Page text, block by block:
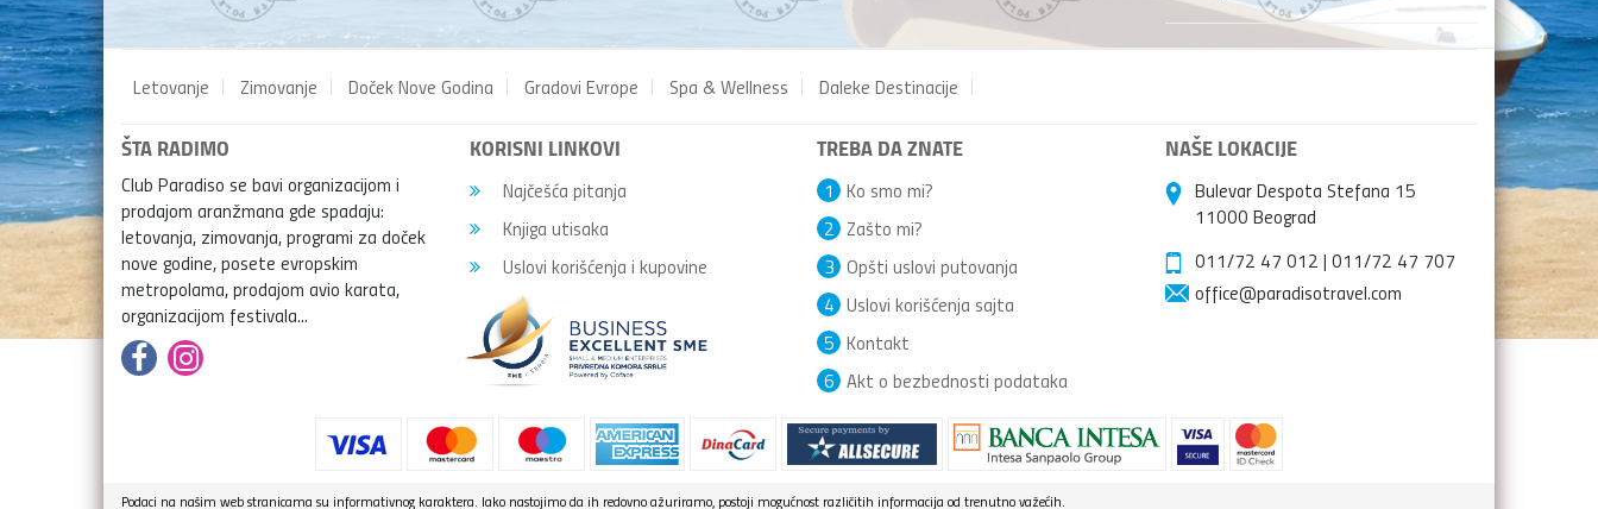
Letovanje Zimovanje Doček Nove Godina Gradovi Evrope Spa & Wellness Daleke Destinacije
ŠTA RADIMO
Club Paradiso se bavi organizacijom i
prodajom aranžmana gde spadaju:
letovanja, zimovanja, programi za doček
nove godine, posete evropskim
metropolama, prodajom avio karata,
organizacijom festivala...
KORISNI LINKOVI
Najčešća pitanja
Knjiga utisaka
Uslovi korišćenja i kupovine
TREBA DA ZNATE
Ko smo mi?
1
Zašto mi?
2
Opšti uslovi putovanja
3
Uslovi korišćenja sajta
4
Kontakt
5
Akt o bezbednosti podataka
6
NAŠE LOKACIJE
Bulevar Despota Stefana 15
11000 Beograd
011/72 47 012 | 011/72 47 707
office@paradisotravel.com
Podaci na našim web stranicama su informativnog karaktera. Iako nastojimo da ih redovno ažuriramo, postoji mogućnost različitih informacija od trenutno važećih.